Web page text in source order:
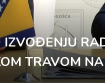
TRAVOM